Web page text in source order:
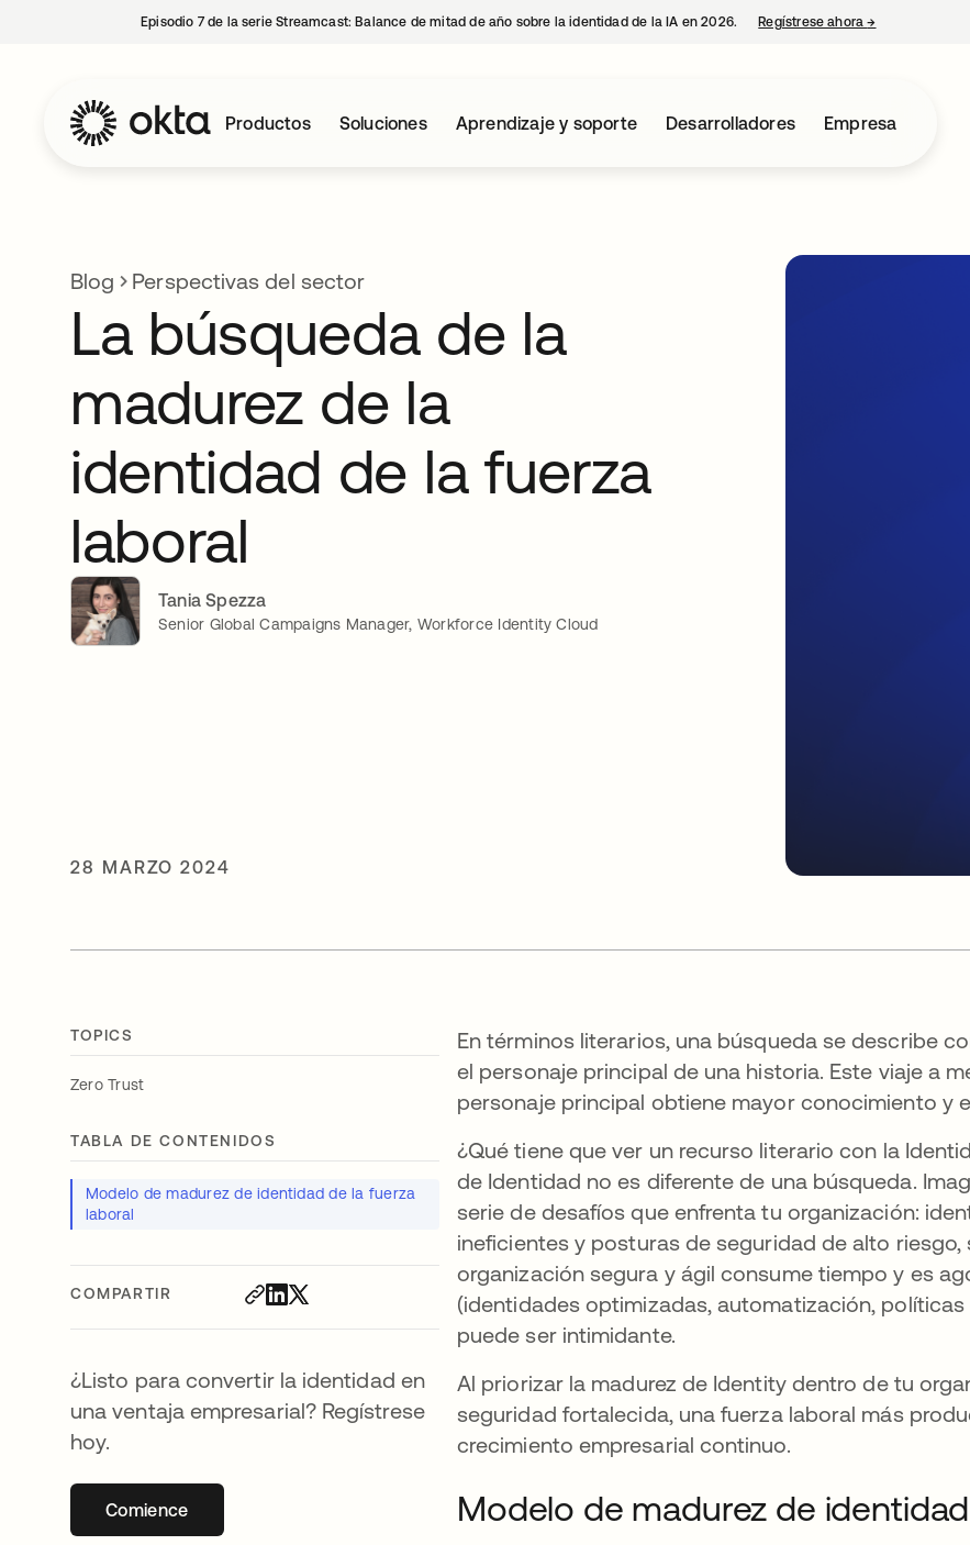
Episodio 7 de la serie Streamcast: Balance de mitad de año sobre la identidad de la IA en 2026. Regístrese ahora→ se abre en
Productos Soluciones Aprendizaje y soporte Desarrolladores Empresa
Blog Perspectivas del sector
La búsqueda de la
madurez de la
identidad de la fuerza
laboral
Tania Spezza
Senior Global Campaigns Manager, Workforce Identity Cloud
28 MARZO 2024
TOPICS
Zero Trust
TABLA DE CONTENIDOS
Modelo de madurez de identidad de la fuerza
laboral
COMPARTIR
¿Listo para convertir la identidad en
una ventaja empresarial? Regístrese
hoy.
Comiencese abre en una pestaña nueva
En términos literarios, una búsqueda se describe
el personaje principal de una historia. Este viaje a
personaje principal obtiene mayor conocimiento y
¿Qué tiene que ver un recurso literario con la
de Identidad no es diferente de una búsqueda.
serie de desafíos que enfrenta tu organización:
ineficientes y posturas de seguridad de alto
organización segura y ágil consume tiempo y es
(identidades optimizadas, automatización,
puede ser intimidante.
Al priorizar la madurez de Identity dentro de tu
seguridad fortalecida, una fuerza laboral más
crecimiento empresarial continuo.
Modelo de madurez de